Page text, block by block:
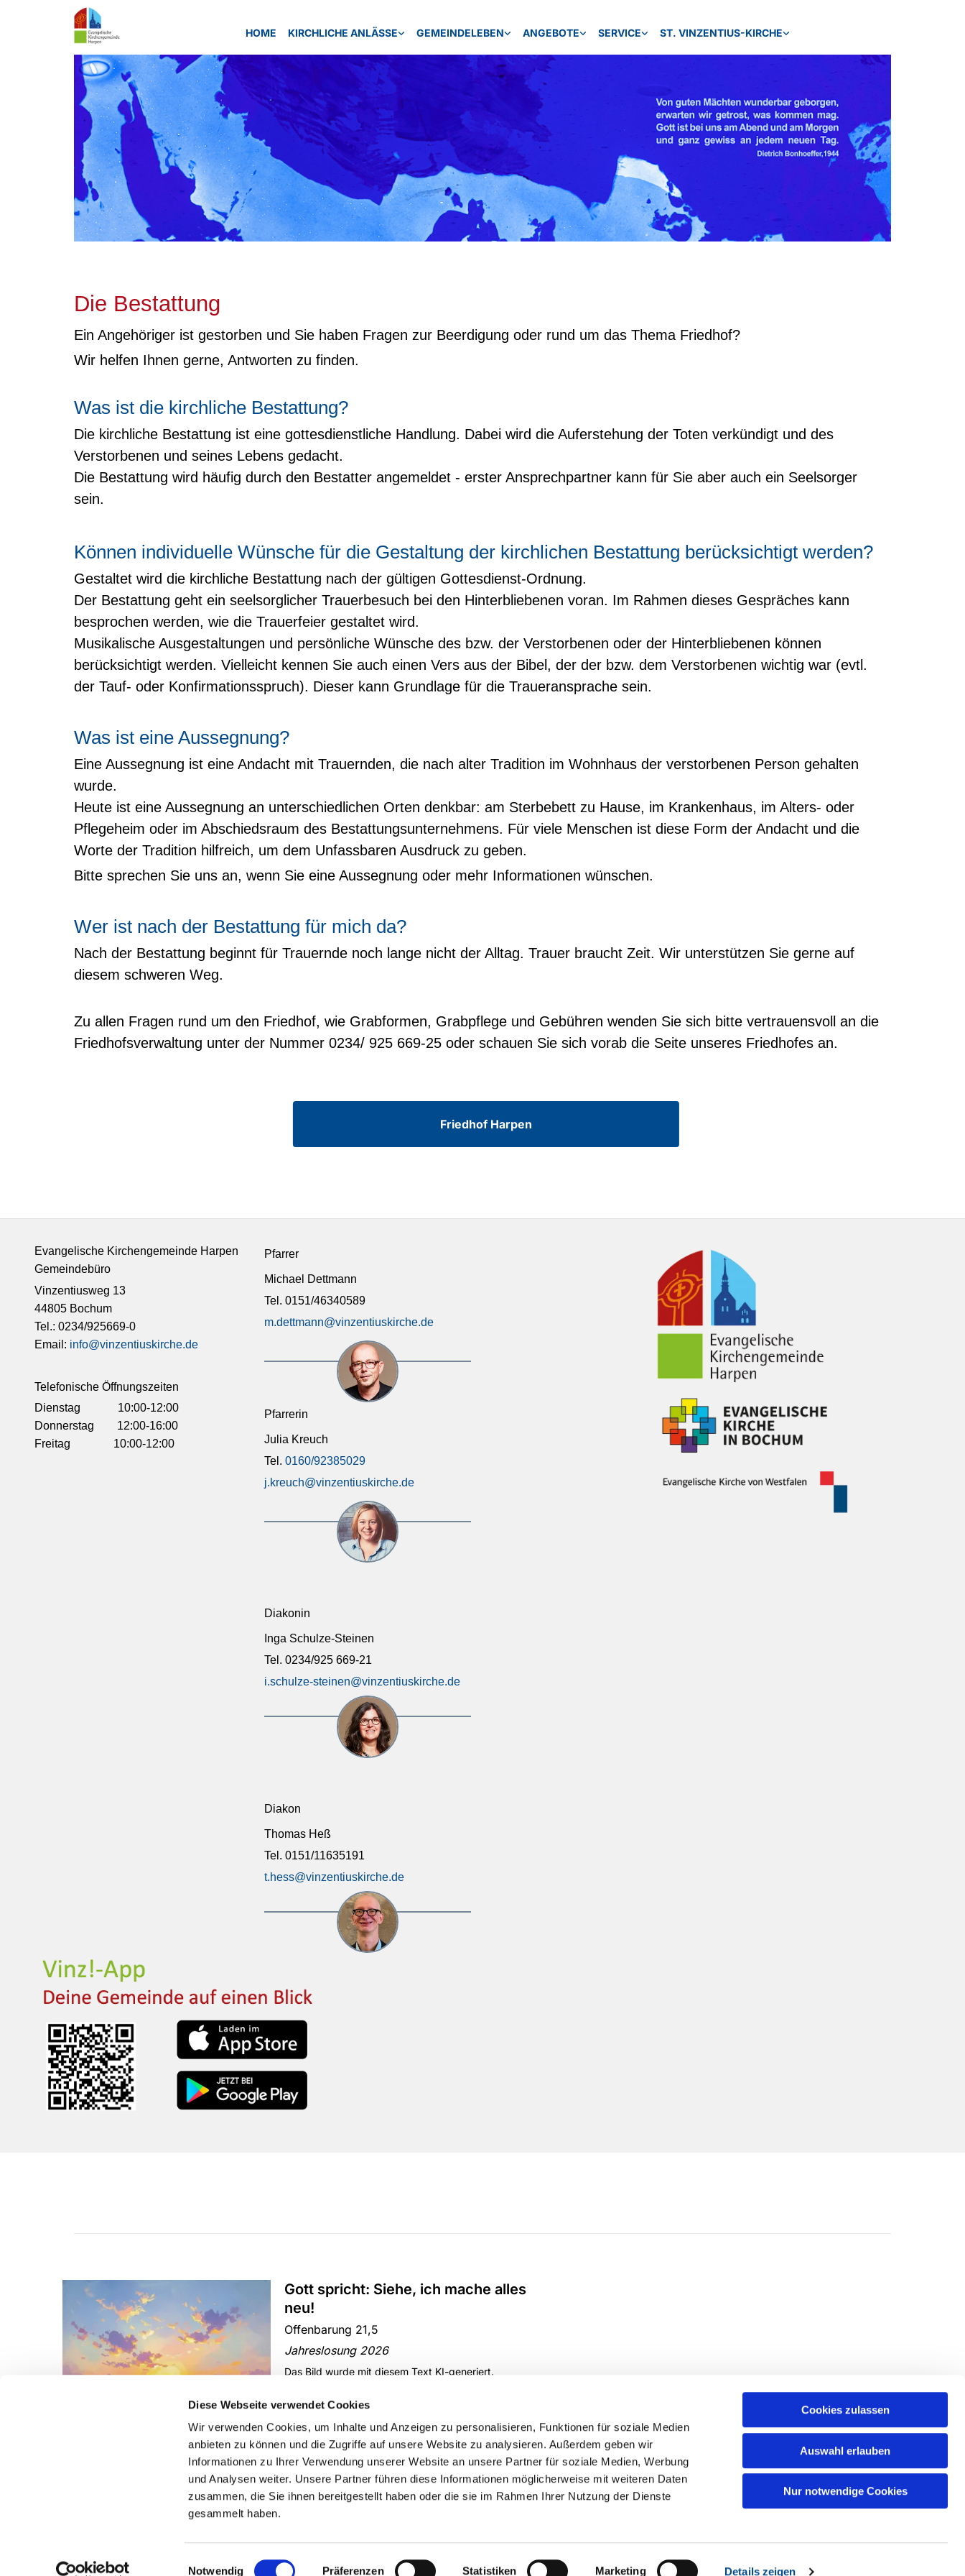
Diese Webseite verwendet Cookies
Wir verwenden Cookies, um Inhalte und Anzeigen zu personalisieren, Funktionen für soziale Medien
anbieten zu können und die Zugriffe auf unsere Website zu analysieren. Außerdem geben wir
Informationen zu Ihrer Verwendung unserer Website an unsere Partner für soziale Medien, Werbung
und Analysen weiter. Unsere Partner führen diese Informationen möglicherweise mit weiteren Daten
zusammen, die Sie ihnen bereitgestellt haben oder die sie im Rahmen Ihrer Nutzung der Dienste
gesammelt haben.
Einwilligungsauswahl
Notwendig Präferenzen Statistiken Marketing Details zeigen
Cookies zulassen
Auswahl erlauben
Nur notwendige Cookies
HOME KIRCHLICHE ANLÄSSE GEMEINDELEBEN ANGEBOTE SERVICE ST. VINZENTIUS-KIRCHE
Die Bestattung
Ein Angehöriger ist gestorben und Sie haben Fragen zur Beerdigung oder rund um das Thema Friedhof?
Wir helfen Ihnen gerne, Antworten zu finden.
Was ist die kirchliche Bestattung?
Die kirchliche Bestattung ist eine gottesdienstliche Handlung. Dabei wird die Auferstehung der Toten verkündigt und des
Verstorbenen und seines Lebens gedacht.
Die Bestattung wird häufig durch den Bestatter angemeldet - erster Ansprechpartner kann für Sie aber auch ein Seelsorger
sein.
Können individuelle Wünsche für die Gestaltung der kirchlichen Bestattung berücksichtigt werden?
Gestaltet wird die kirchliche Bestattung nach der gültigen Gottesdienst-Ordnung.
Der Bestattung geht ein seelsorglicher Trauerbesuch bei den Hinterbliebenen voran. Im Rahmen dieses Gespräches kann
besprochen werden, wie die Trauerfeier gestaltet wird.
Musikalische Ausgestaltungen und persönliche Wünsche des bzw. der Verstorbenen oder der Hinterbliebenen können
berücksichtigt werden. Vielleicht kennen Sie auch einen Vers aus der Bibel, der der bzw. dem Verstorbenen wichtig war (evtl.
der Tauf- oder Konfirmationsspruch). Dieser kann Grundlage für die Traueransprache sein.
Was ist eine Aussegnung?
Eine Aussegnung ist eine Andacht mit Trauernden, die nach alter Tradition im Wohnhaus der verstorbenen Person gehalten
wurde.
Heute ist eine Aussegnung an unterschiedlichen Orten denkbar: am Sterbebett zu Hause, im Krankenhaus, im Alters- oder
Pflegeheim oder im Abschiedsraum des Bestattungsunternehmens. Für viele Menschen ist diese Form der Andacht und die
Worte der Tradition hilfreich, um dem Unfassbaren Ausdruck zu geben.
Bitte sprechen Sie uns an, wenn Sie eine Aussegnung oder mehr Informationen wünschen.
Wer ist nach der Bestattung für mich da?
Nach der Bestattung beginnt für Trauernde noch lange nicht der Alltag. Trauer braucht Zeit. Wir unterstützen Sie gerne auf
diesem schweren Weg.
Zu allen Fragen rund um den Friedhof, wie Grabformen, Grabpflege und Gebühren wenden Sie sich bitte vertrauensvoll an die
Friedhofsverwaltung unter der Nummer 0234/ 925 669-25 oder schauen Sie sich vorab die Seite unseres Friedhofes an.
Friedhof Harpen
Evangelische Kirchengemeinde Harpen
Gemeindebüro
Vinzentiusweg 13
44805 Bochum
Tel.: 0234/925669-0
Email: info@vinzentiuskirche.de
Telefonische Öffnungszeiten
Dienstag 10:00-12:00
Donnerstag 12:00-16:00
Freitag 10:00-12:00
Pfarrer
Michael Dettmann
Tel. 0151/46340589
m.dettmann@vinzentiuskirche.de
Pfarrerin
Julia Kreuch
Tel. 0160/92385029
j.kreuch@vinzentiuskirche.de
Diakonin
Inga Schulze-Steinen
Tel. 0234/925 669-21
i.schulze-steinen@vinzentiuskirche.de
Diakon
Thomas Heß
Tel. 0151/11635191
t.hess@vinzentiuskirche.de
Gott spricht: Siehe, ich mache alles
neu!
Offenbarung 21,5
Jahreslosung 2026
Das Bild wurde mit diesem Text KI-generiert.